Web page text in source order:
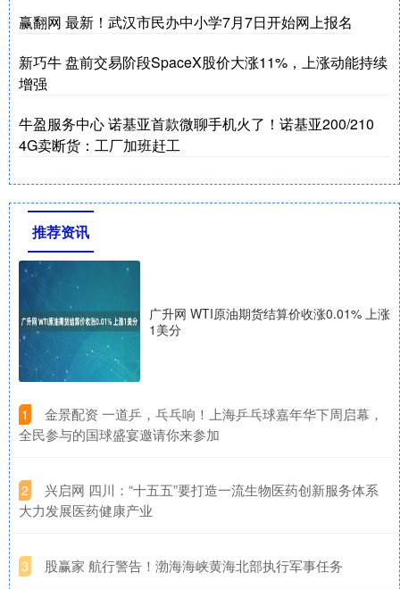
赢翻网 最新！武汉市民办中小学7月7日开始网上报名
新巧牛 盘前交易阶段SpaceX股价大涨11%，上涨动能持续
增强
牛盈服务中心 诺基亚首款微聊手机火了！诺基亚200/210
4G卖断货：工厂加班赶工
推荐资讯
广升网 WTI原油期货结算价收涨0.01% 上涨
1美分
1
​金景配资 一道乒，乓乓响！上海乒乓球嘉年华下周启幕，
全民参与的国球盛宴邀请你来参加
2
​兴启网 四川：“十五五”要打造一流生物医药创新服务体系
大力发展医药健康产业
3 ​股赢家 航行警告！渤海海峡黄海北部执行军事任务